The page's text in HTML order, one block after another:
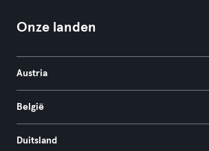
Onze landen
Austria
België
Duitsland